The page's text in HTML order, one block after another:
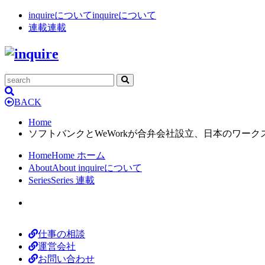
inquireについてinquireについて
連載連載
BACK
Home
ソフトバンクとWeWorkが合弁会社設立、日本のワー
HomeHome ホーム
AboutAbout inquireについて
SeriesSeries 連載
仕事の相談
運営会社
お問い合わせ